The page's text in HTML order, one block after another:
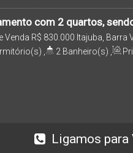
com 2 quartos,
- Barra Velha/SC
R$ 830.000
Venda
Itajuba, Barra
2 Banheiro(s)
Ligamos para